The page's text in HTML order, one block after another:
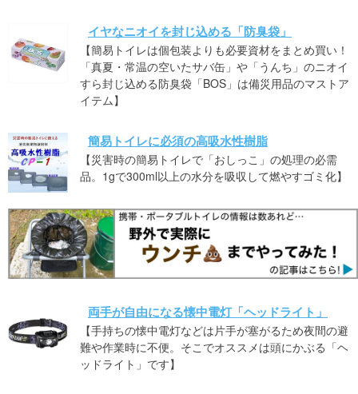
イヤなニオイを封じ込める「防臭袋」
【簡易トイレは個包装よりも必要資材をまとめ買い！
「真夏・常温の空いたサバ缶」や「うんち」のニオイ
すら封じ込める防臭袋「BOS」は備災用品のマストア
イテム】
簡易トイレに必須の高吸水性樹脂
【災害時の簡易トイレで「おしっこ」の処理の必需
品。1gで300ml以上の水分を吸収して燃やすゴミ化】
両手が自由になる懐中電灯「ヘッドライト」
【手持ちの懐中電灯などは片手が塞がるため夜間の避
難や作業時に不便。そこでオススメは頭にかぶる「ヘ
ッドライト」です】